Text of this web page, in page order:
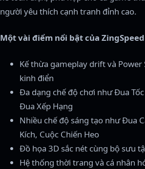
người yêu thích cạnh tranh đỉnh cao.
Một vài điểm nổi bật của
Kế thừa gameplay drift và Power
kinh điển
Đa dạng chế độ chơi như Đua
Đua Xếp Hạng
Nhiều chế độ sáng tạo như Đua
Kích, Cuộc Chiến Heo
Đồ họa 3D sắc nét cùng bộ sưu
Hệ thống thời trang và cá nhân